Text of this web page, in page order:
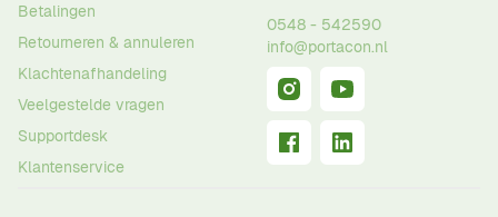
Betalingen
Retourneren & annuleren
Klachtenafhandeling
Veelgestelde vragen
Supportdesk
Klantenservice
0548 - 542590
info@portacon.nl